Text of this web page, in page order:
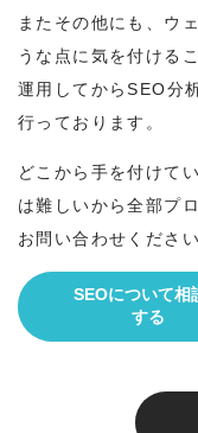
またその他にも、ウ
うな点に気を付ける
運用してからSEO分
行っております。
どこから手を付けて
は難しいから全部プ
お問い合わせください
SEOについて相
する